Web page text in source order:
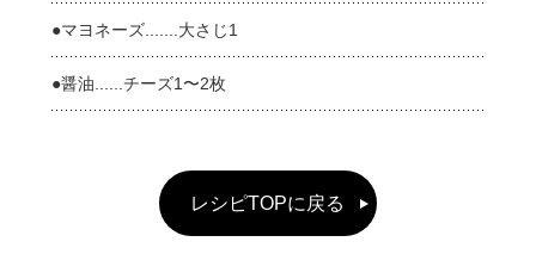
●マヨネーズ.......大さじ1
●醤油......チーズ1〜2枚
レシピTOPに戻る